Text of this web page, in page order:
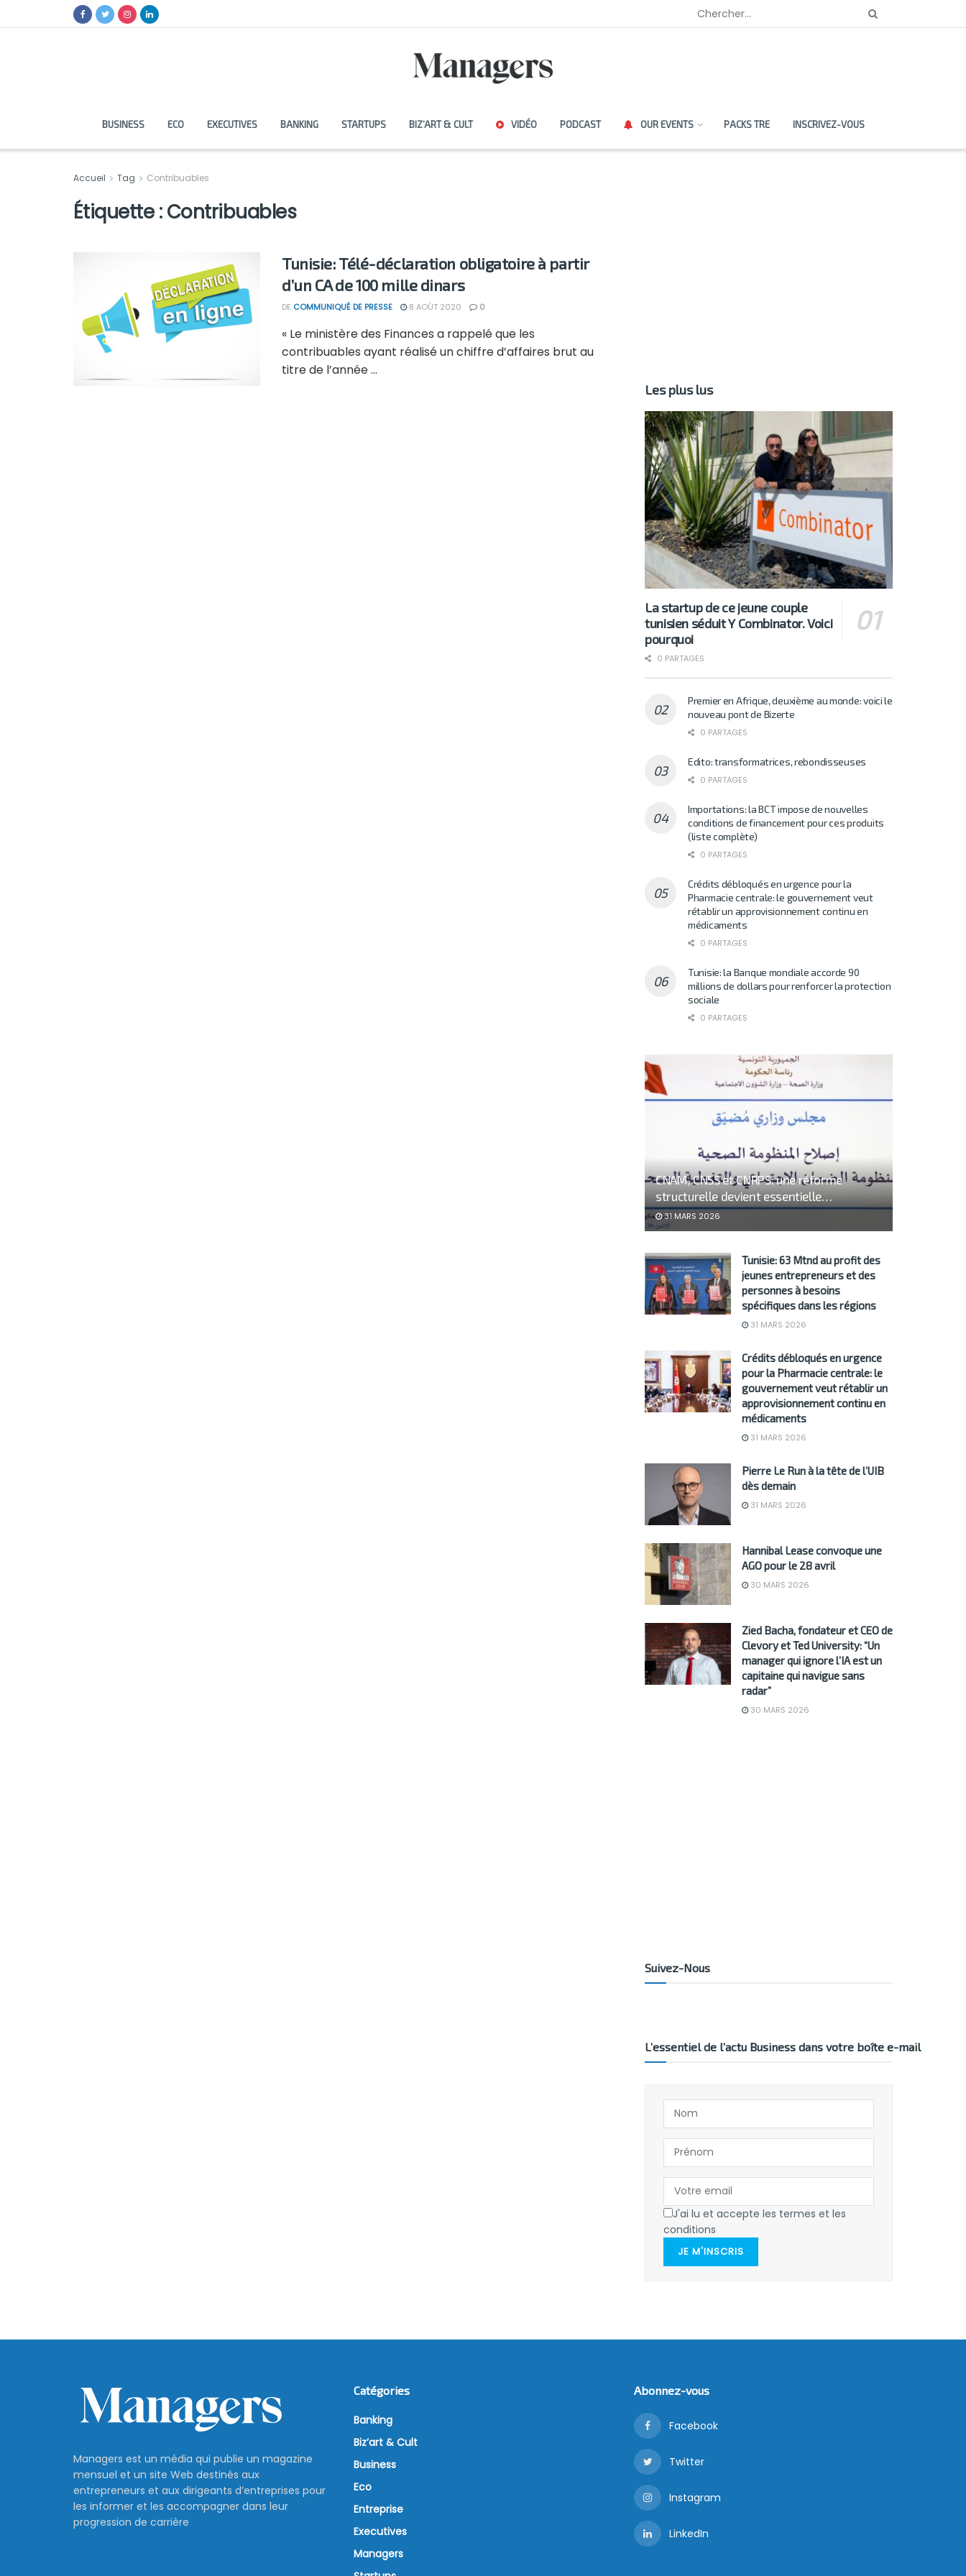
BUSINESS ECO EXECUTIVES BANKING STARTUPS BIZ’ART & CULT VIDÉO PODCAST OUR EVENTS PACKS TRE INSCRIVEZ-VOUS
Accueil Tag Contribuables
Étiquette :Contribuables
Tunisie: Télé-déclaration obligatoire à partir
d’un CA de 100 mille dinars
DE COMMUNIQUÉ DE PRESSE 8 AOÛT 2020 0
« Le ministère des Finances a rappelé que les
contribuables ayant réalisé un chiffre d’affaires brut au
titre de l’année ...
Les plus lus
La startup de ce jeune couple
tunisien séduit Y Combinator. Voici
pourquoi
0 PARTAGES
Premier en Afrique, deuxième au monde: voici le
nouveau pont de Bizerte
0 PARTAGES
Edito: transformatrices, rebondisseuses
0 PARTAGES
Importations: la BCT impose de nouvelles
conditions de financement pour ces produits
(liste complète)
0 PARTAGES
Crédits débloqués en urgence pour la
Pharmacie centrale: le gouvernement veut
rétablir un approvisionnement continu en
médicaments
0 PARTAGES
Tunisie: la Banque mondiale accorde 90
millions de dollars pour renforcer la protection
sociale
0 PARTAGES
CNAM, CNSS et CNRPS: une réforme
structurelle devient essentielle…
31 MARS 2026
Tunisie: 63 Mtnd au profit des
jeunes entrepreneurs et des
personnes à besoins
spécifiques dans les régions
31 MARS 2026
Crédits débloqués en urgence
pour la Pharmacie centrale: le
gouvernement veut rétablir un
approvisionnement continu en
médicaments
31 MARS 2026
Pierre Le Run à la tête de l’UIB
dès demain
31 MARS 2026
Hannibal Lease convoque une
AGO pour le 28 avril
30 MARS 2026
Zied Bacha, fondateur et CEO de
Clevory et Ted University: “Un
manager qui ignore l’IA est un
capitaine qui navigue sans
radar”
30 MARS 2026
Suivez-Nous
L’essentiel de l’actu Business dans votre boîte e-mail
J'ai lu et accepte les termes et les
conditions
JE M'INSCRIS
Managers est un média qui publie un magazine
mensuel et un site Web destinés aux
entrepreneurs et aux dirigeants d’entreprises pour
les informer et les accompagner dans leur
progression de carrière
Catégories
Banking
Biz’art & Cult
Business
Eco
Entreprise
Executives
Managers
Abonnez-vous
Facebook
Twitter
Instagram
LinkedIn